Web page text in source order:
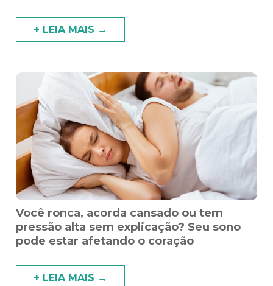
+ LEIA MAIS →
Você ronca, acorda cansado ou tem
pressão alta sem explicação? Seu sono
pode estar afetando o coração
+ LEIA MAIS →